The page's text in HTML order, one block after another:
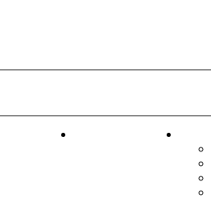
кошек Детская фантазия